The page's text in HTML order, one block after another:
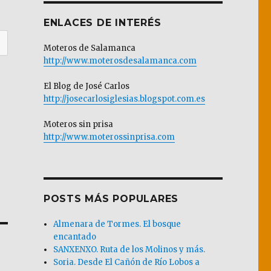
ENLACES DE INTERÉS
Moteros de Salamanca
http://www.moterosdesalamanca.com
El Blog de José Carlos
http://josecarlosiglesias.blogspot.com.es
Moteros sin prisa
http://www.moterossinprisa.com
POSTS MÁS POPULARES
Almenara de Tormes. El bosque
encantado
SANXENXO. Ruta de los Molinos y más.
Soria. Desde El Cañón de Río Lobos a